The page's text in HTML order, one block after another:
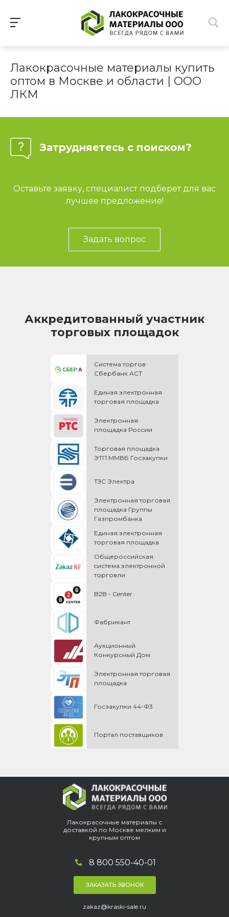
Лакокрасочные материалы купить
оптом в Москве и области | ООО
ЛКМ
Затрудняетесь с поиском?
Оставьте заявку, специалист подберет для вас
лучшее предложение!
Задать вопрос
Аккредитованный участник
торговых площадок
Система торгов
Сбербанк АСТ
Единая электронная
торговая площадка
Электронная
площадка России
Торговая площадка
ЭТП ММВБ Госзакупки
ТЗС Электра
Электронная торговая
площадка Группы
Газпромбанка
Единая электронная
торговая площадка
Общероссийская
cистема электронной
торговли
B2B - Center
Фабрикант
Аукционный
Конкурсный Дом
Электронная торговая
площадка
Госзакупки 44-Ф3
Портал поставщиков
Лакокрасочные материалы с
доставкой по Москве мелким и
крупным оптом
8 800 550-40-01
ЗАКАЗАТЬ ЗВОНОК
zakaz@kraski-sale.ru